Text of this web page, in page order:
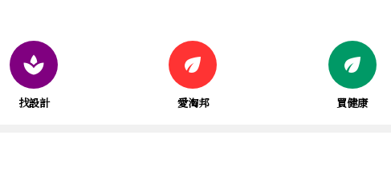
spa
找設計
eco
愛淘邦
eco
買健康